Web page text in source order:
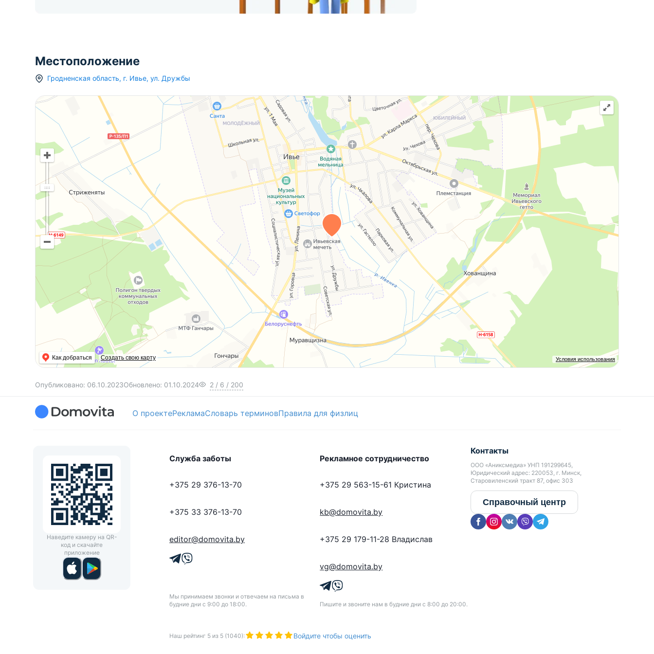
Местоположение
Гродненская область, г. Ивье, ул. Дружбы
Условия использования
Как добраться Создать свою карту
Опубликовано: 06.10.2023Обновлено: 01.10.2024 2 / 6 / 200
О проектеРекламаСловарь терминовПравила для физлиц
Наведите камеру на QR-
код и скачайте
приложение
Служба заботы
+375 29 376-13-70
+375 33 376-13-70
editor@domovita.by
Мы принимаем звонки и отвечаем на письма в
будние дни с 9:00 до 18:00.
Рекламное сотрудничество
+375 29 563-15-61 Кристина
kb@domovita.by
+375 29 179-11-28 Владислав
vg@domovita.by
Пишите и звоните нам в будние дни с 8:00 до 20:00.
Контакты
ООО «Аниксмедиа» УНП 191299645,
Юридический адрес: 220053, г. Минск,
Старовиленский тракт 87, офис 303
Справочный центр
Наш рейтинг 5 из 5 (1040): Войдите чтобы оценить